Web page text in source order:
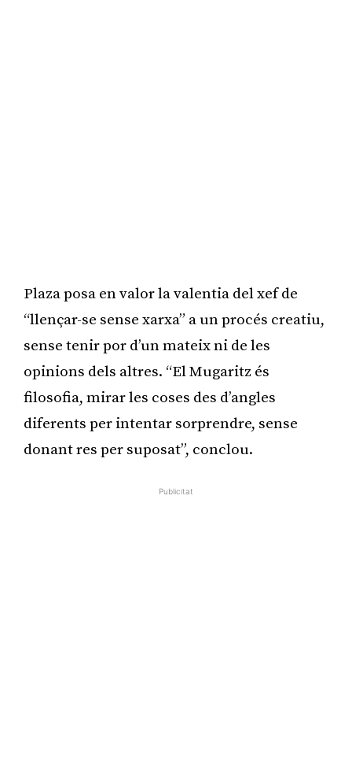
Plaza posa en valor la valentia del xef de
“llençar-se sense xarxa” a un procés creatiu,
sense tenir por d’un mateix ni de les
opinions dels altres. “El Mugaritz és
filosofia, mirar les coses des d’angles
diferents per intentar sorprendre, sense
donant res per suposat”, conclou.
Publicitat